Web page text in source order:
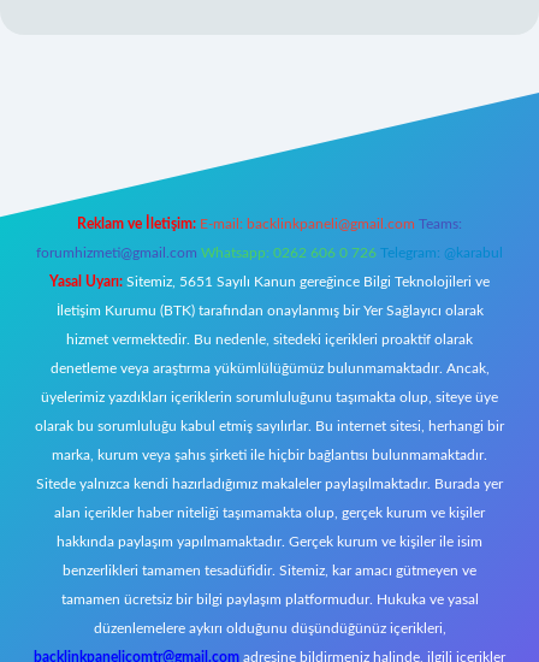
Reklam ve İletişim: E-mail: backlinkpaneli@gmail.com Teams:
forumhizmeti@gmail.com Whatsapp: 0262 606 0 726 Telegram: @karabul
Yasal Uyarı: Sitemiz, 5651 Sayılı Kanun gereğince Bilgi Teknolojileri ve
İletişim Kurumu (BTK) tarafından onaylanmış bir Yer Sağlayıcı olarak
hizmet vermektedir. Bu nedenle, sitedeki içerikleri proaktif olarak
denetleme veya araştırma yükümlülüğümüz bulunmamaktadır. Ancak,
üyelerimiz yazdıkları içeriklerin sorumluluğunu taşımakta olup, siteye üye
olarak bu sorumluluğu kabul etmiş sayılırlar. Bu internet sitesi, herhangi bir
marka, kurum veya şahıs şirketi ile hiçbir bağlantısı bulunmamaktadır.
Sitede yalnızca kendi hazırladığımız makaleler paylaşılmaktadır. Burada yer
alan içerikler haber niteliği taşımamakta olup, gerçek kurum ve kişiler
hakkında paylaşım yapılmamaktadır. Gerçek kurum ve kişiler ile isim
benzerlikleri tamamen tesadüfidir. Sitemiz, kar amacı gütmeyen ve
tamamen ücretsiz bir bilgi paylaşım platformudur. Hukuka ve yasal
düzenlemelere aykırı olduğunu düşündüğünüz içerikleri,
backlinkpanelicomtr@gmail.com adresine bildirmeniz halinde, ilgili içerikler